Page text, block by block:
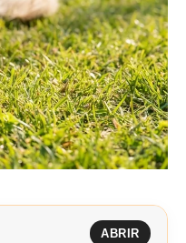
ABRIR